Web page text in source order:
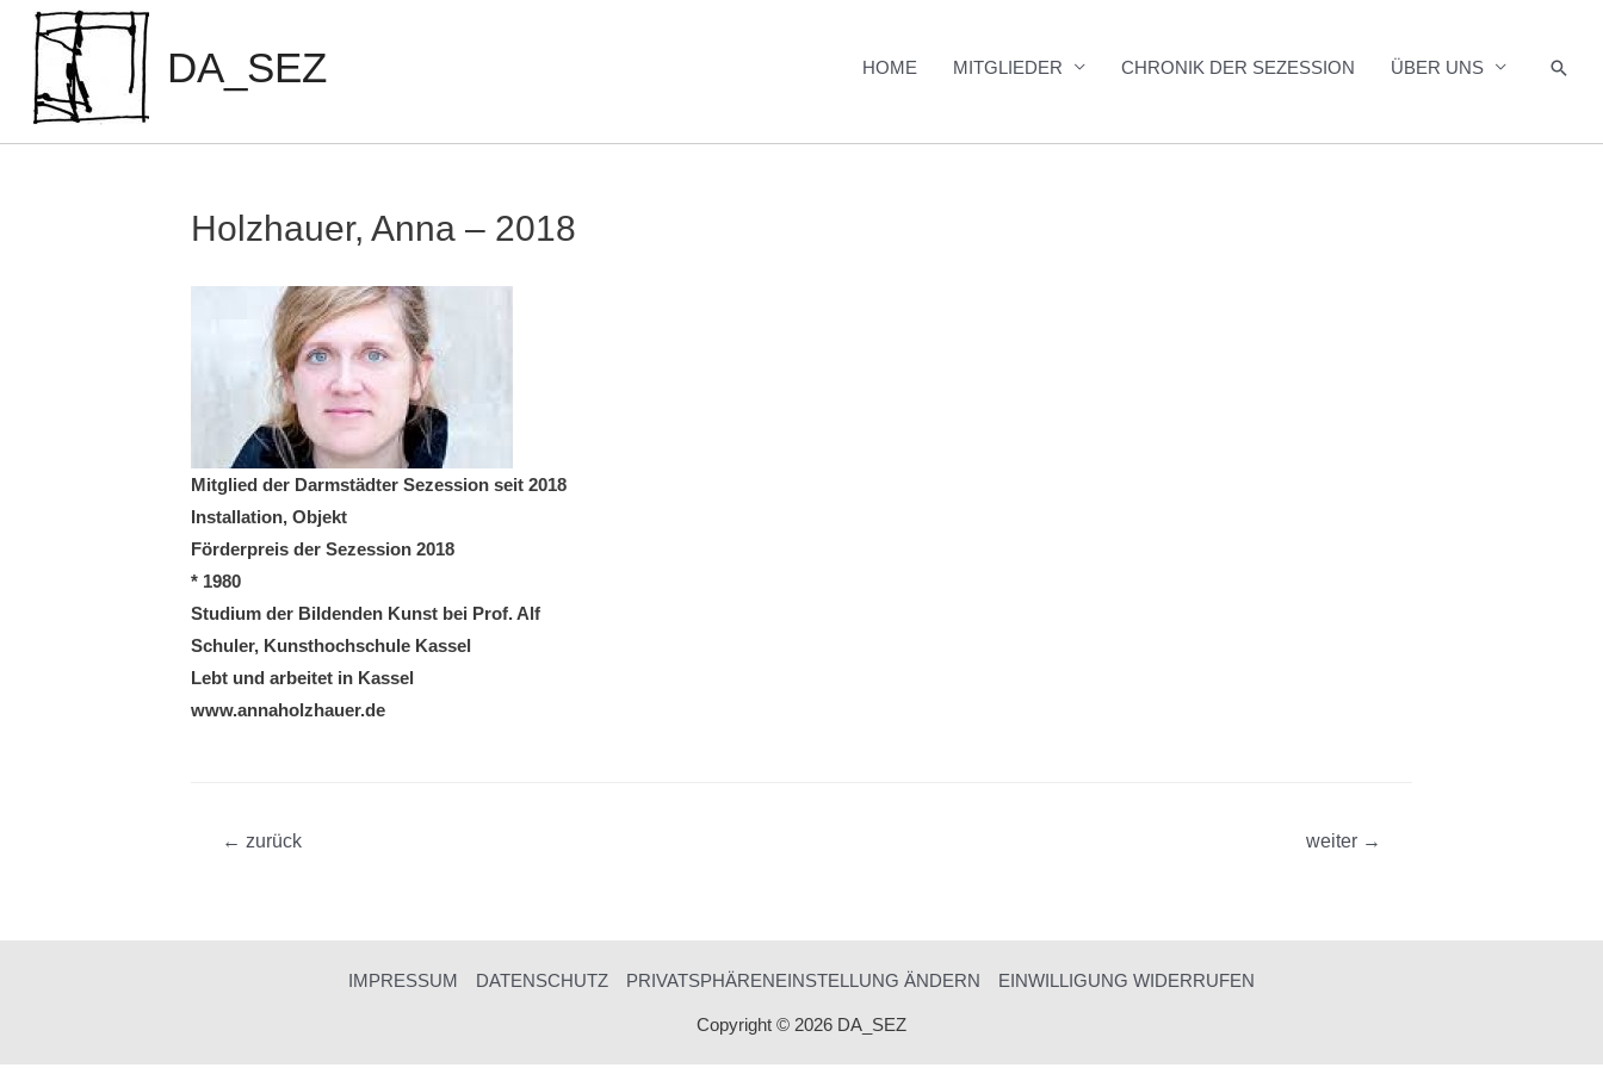
Inhalt
springen
DA_SEZ HOME MITGLIEDER CHRONIK DER SEZESSION ÜBER UNS
Holzhauer, Anna – 2018
Mitglied der Darmstädter Sezession seit 2018
Installation, Objekt
Förderpreis der Sezession 2018
* 1980
Studium der Bildenden Kunst bei Prof. Alf
Schuler, Kunsthochschule Kassel
Lebt und arbeitet in Kassel
www.annaholzhauer.de
Beitragsnavigation
← zurück weiter →
IMPRESSUM DATENSCHUTZ PRIVATSPHÄRENEINSTELLUNG ÄNDERN EINWILLIGUNG WIDERRUFEN
Copyright © 2026 DA_SEZ